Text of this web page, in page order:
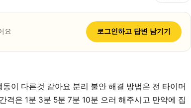
요 로그인하고 답변 남기기
이 다른것 같아요 분리 불안 해결 방법은 전 타이머
격은 1분 3분 5분 7분 10분 으러 해주시고 만약에 집